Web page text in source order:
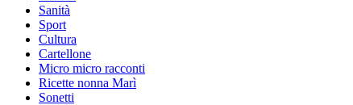
Sanità
Sport
Cultura
Cartellone
Micro micro racconti
Ricette nonna Marì
Sonetti